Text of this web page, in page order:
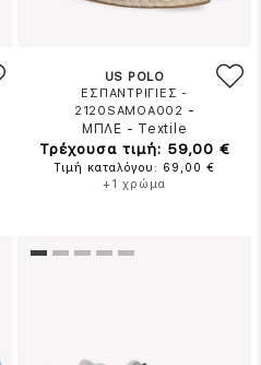
US POLO
ΕΣΠΑΝΤΡΙΓΙΕΣ -
2120SAMOA002 -
ΜΠΛΕ - Textile
Τρέχουσα τιμή: 59,00 €
Τιμή καταλόγου: 69,00 €
+1 χρώμα